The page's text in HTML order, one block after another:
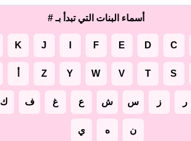
أسماء البنات التي تبدأ بـ #
C
D
E
F
J
K
S
T
V
W
Y
Z
ر ز س ش ع غ ف ك
ن ه ي